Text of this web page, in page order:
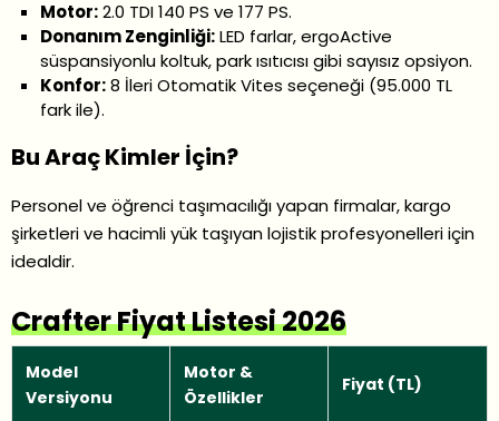
Motor:2.0 TDI 140 PS ve 177 PS.
Donanım Zenginliği:LED farlar, ergoActive
süspansiyonlu koltuk, park ısıtıcısı gibi sayısız opsiyon.
Konfor:8 İleri Otomatik Vites seçeneği (95.000 TL
fark ile).
Bu Araç Kimler İçin?
Personel ve öğrenci taşımacılığı yapan firmalar, kargo
şirketleri ve hacimli yük taşıyan lojistik profesyonelleri için
idealdir.
Crafter Fiyat Listesi 2026
Model
Versiyonu
Motor &
Özellikler
Fiyat (TL)